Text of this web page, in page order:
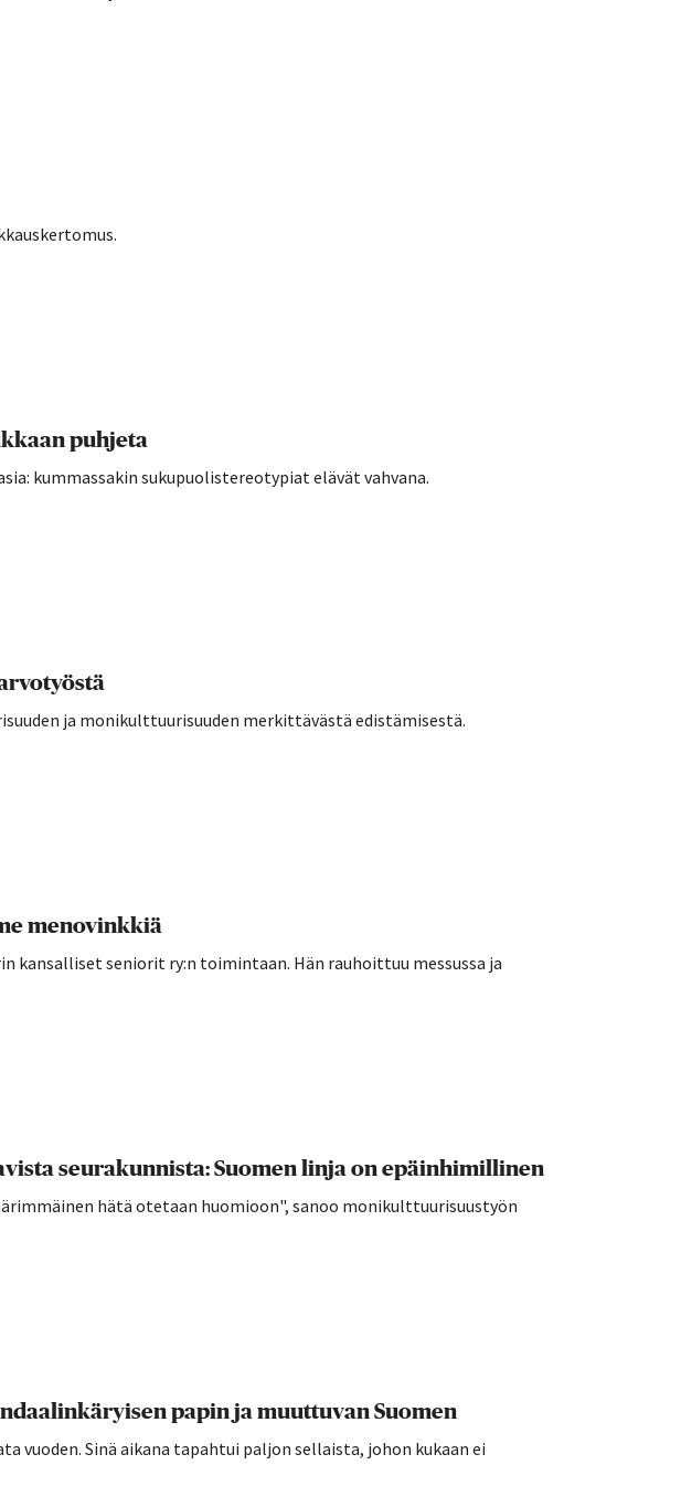
puhjeta
kummassakin sukupuolistereotypiat elävät vahvana.
ja monikulttuurisuuden merkittävästä edistämisestä.
menovinkkiä
kansalliset seniorit ry:n toimintaan. Hän rauhoittuu messussa ja
seurakunnista: Suomen linja on epäinhimillinen
hätä otetaan huomioon", sanoo monikulttuurisuustyön
papin ja muuttuvan Suomen
vuoden. Sinä aikana tapahtui paljon sellaista, johon kukaan ei